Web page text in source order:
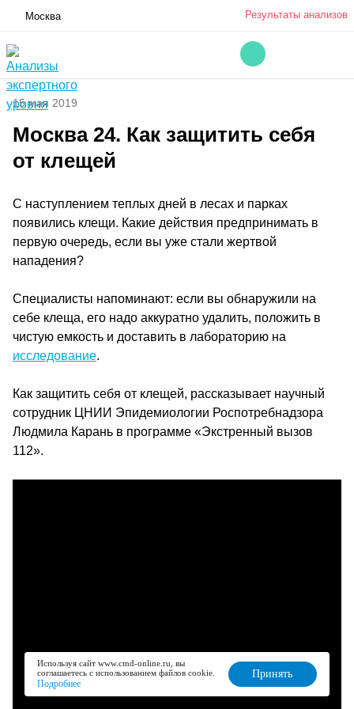
Москва Результаты анализов
15 мая 2019
Москва 24. Как защитить себя
от клещей
С наступлением теплых дней в лесах и парках
появились клещи. Какие действия предпринимать в
первую очередь, если вы уже стали жертвой
нападения?
Специалисты напоминают: если вы обнаружили на
себе клеща, его надо аккуратно удалить, положить в
чистую емкость и доставить в лабораторию на
исследование.
Как защитить себя от клещей, рассказывает научный
сотрудник ЦНИИ Эпидемиологии Роспотребнадзора
Людмила Карань в программе «Экстренный вызов
112».
Используя сайт www.cmd-online.ru, вы
соглашаетесь с использованием файлов cookie.
Подробнее
Принять